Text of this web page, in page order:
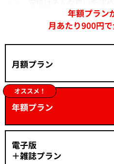
年額プラン
月あたり900円
月額プラン
オススメ！
年額プラン
電子版
＋雑誌プラン